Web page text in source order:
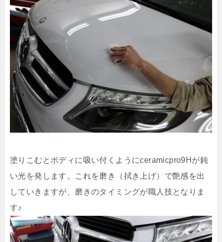
塗りこむとボディに吸い付くようにceramicpro9Hが鈍
い光を発します。これを磨き（拭き上げ）で艶感を出
していきますが、磨きのタイミングが職人技となりま
す♪